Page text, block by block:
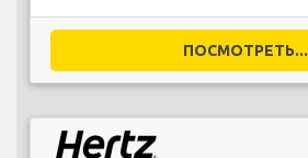
ПОСМОТРЕТЬ...